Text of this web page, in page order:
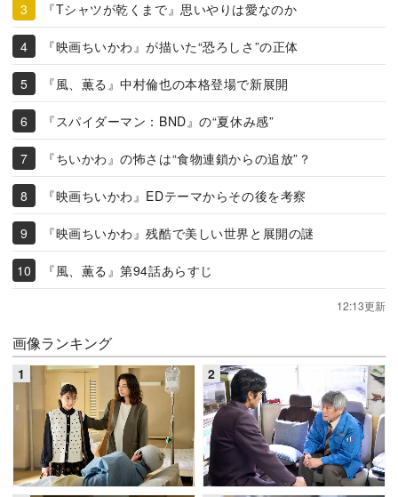
『Tシャツが乾くまで』思いやりは愛なのか
『映画ちいかわ』が描いた“恐ろしさ”の正体
『風、薫る』中村倫也の本格登場で新展開
『スパイダーマン：BND』の“夏休み感”
『ちいかわ』の怖さは“食物連鎖からの追放”？
『映画ちいかわ』EDテーマからその後を考察
『映画ちいかわ』残酷で美しい世界と展開の謎
『風、薫る』第94話あらすじ
12:13更新
画像ランキング